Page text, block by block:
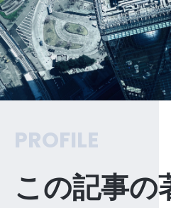
PROFILE
この記事の